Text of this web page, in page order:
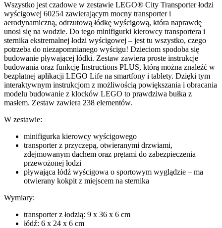
Wszystko jest czadowe w zestawie LEGO® City Transporter łodzi
wyścigowej 60254 zawierającym mocny transporter i
aerodynamiczną, odrzutową łódkę wyścigową, która naprawdę
unosi się na wodzie. Do tego minifigurki kierowcy transportera i
sternika ekstremalnej łodzi wyścigowej – jest tu wszystko, czego
potrzeba do niezapomnianego wyścigu! Dzieciom spodoba się
budowanie pływającej łódki. Zestaw zawiera proste instrukcje
budowania oraz funkcję Instructions PLUS, którą można znaleźć w
bezpłatnej aplikacji LEGO Life na smartfony i tablety. Dzięki tym
interaktywnym instrukcjom z możliwością powiększania i obracania
modelu budowanie z klocków LEGO to prawdziwa bułka z
masłem. Zestaw zawiera 238 elementów.
W zestawie:
minifigurka kierowcy wyścigowego
transporter z przyczepą, otwieranymi drzwiami,
zdejmowanym dachem oraz prętami do zabezpieczenia
przewożonej łodzi
pływająca łódź wyścigowa o sportowym wyglądzie – ma
otwierany kokpit z miejscem na sternika
Wymiary:
transporter z łodzią: 9 x 36 x 6 cm
łódź: 6 x 24 x 6 cm